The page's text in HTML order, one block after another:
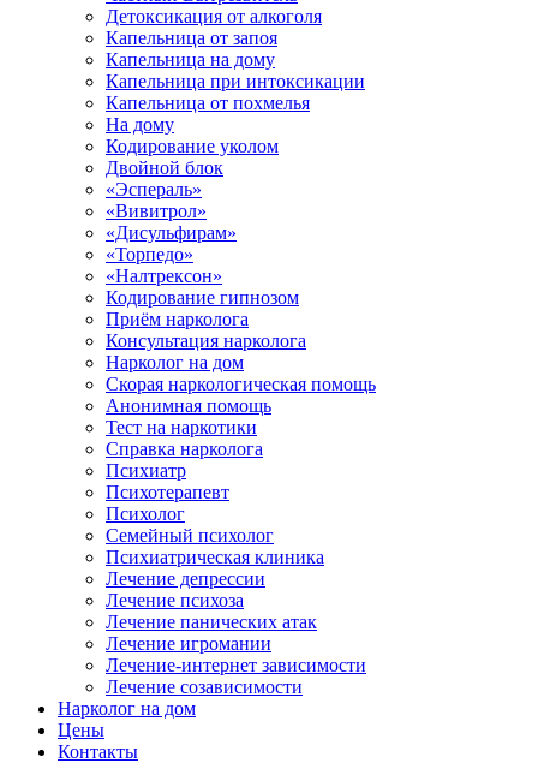
Детоксикация от алкоголя
Капельница от запоя
Капельница на дому
Капельница при интоксикации
Капельница от похмелья
На дому
Кодирование уколом
Двойной блок
«Эспераль»
«Вивитрол»
«Дисульфирам»
«Торпедо»
«Налтрексон»
Кодирование гипнозом
Приём нарколога
Консультация нарколога
Нарколог на дом
Скорая наркологическая помощь
Анонимная помощь
Тест на наркотики
Справка нарколога
Психиатр
Психотерапевт
Психолог
Семейный психолог
Психиатрическая клиника
Лечение депрессии
Лечение психоза
Лечение панических атак
Лечение игромании
Лечение-интернет зависимости
Лечение созависимости
Нарколог на дом
Цены
Контакты